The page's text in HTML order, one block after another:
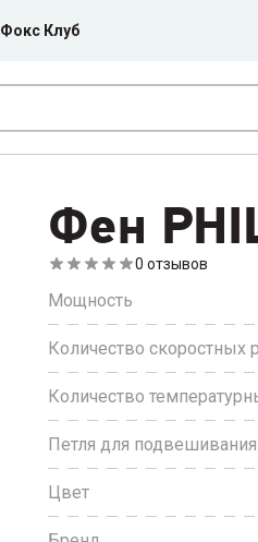
Фокс Клуб
Фен
0 отзывов
Мощность
Количество скоростных
Количество
Петля для подвешивания
Цвет